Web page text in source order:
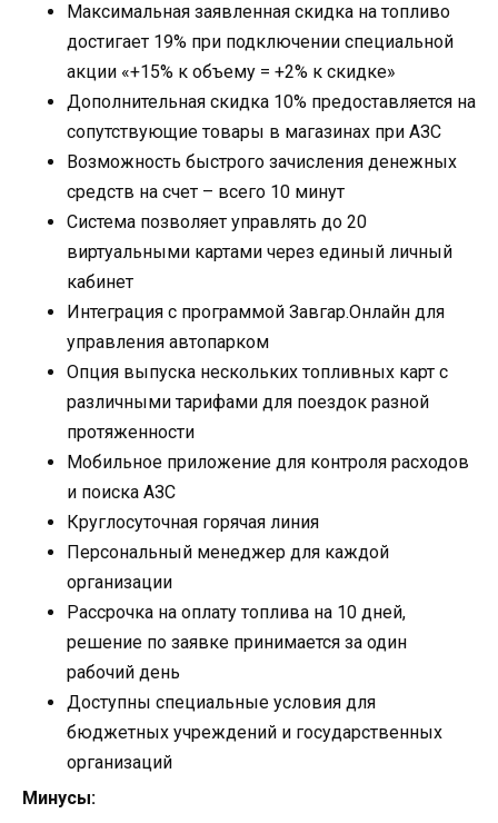
Максимальная заявленная скидка на топливо
достигает 19% при подключении специальной
акции «+15% к объему = +2% к скидке»
Дополнительная скидка 10% предоставляется на
сопутствующие товары в магазинах при АЗС
Возможность быстрого зачисления денежных
средств на счет – всего 10 минут
Система позволяет управлять до 20
виртуальными картами через единый личный
кабинет
Интеграция с программой Завгар.Онлайн для
управления автопарком
Опция выпуска нескольких топливных карт с
различными тарифами для поездок разной
протяженности
Мобильное приложение для контроля расходов
и поиска АЗС
Круглосуточная горячая линия
Персональный менеджер для каждой
организации
Рассрочка на оплату топлива на 10 дней,
решение по заявке принимается за один
рабочий день
Доступны специальные условия для
бюджетных учреждений и государственных
организаций
Минусы: